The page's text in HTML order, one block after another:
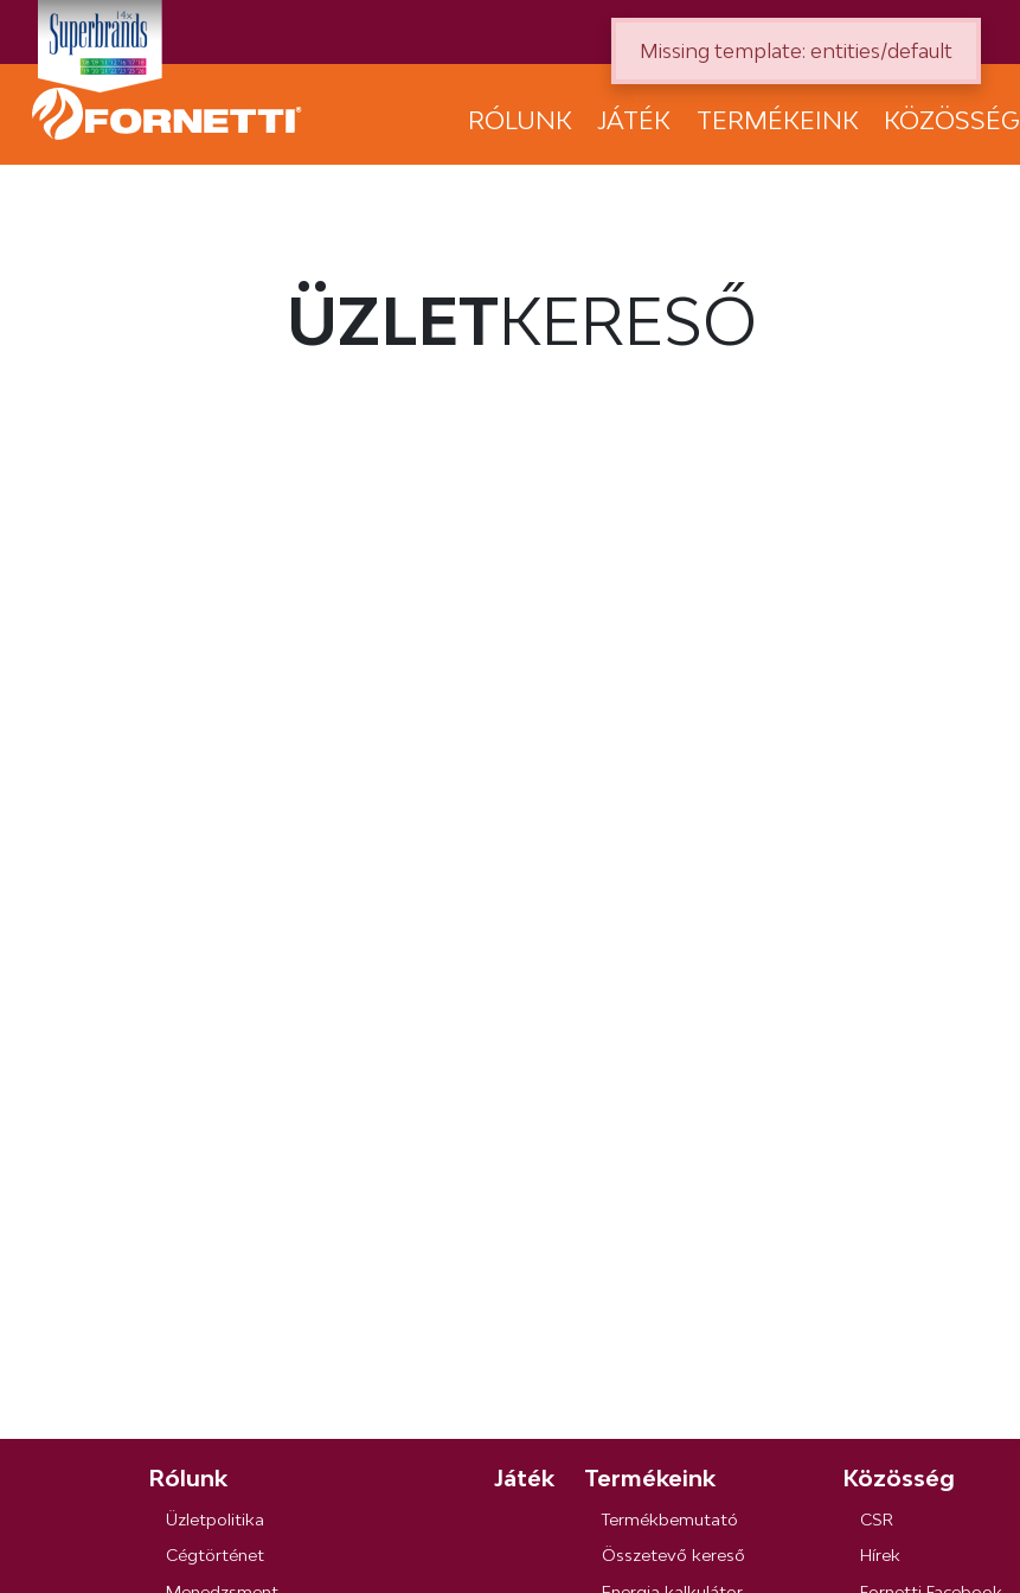
RÓLUNK JÁTÉK TERMÉKEINK KÖZÖSSÉG
ÜZLETKERESŐ
Rólunk
Üzletpolitika
Cégtörténet
Játék Termékeink
Termékbemutató
Összetevő kereső
Közösség
CSR
Hírek
Missing template: entities/default